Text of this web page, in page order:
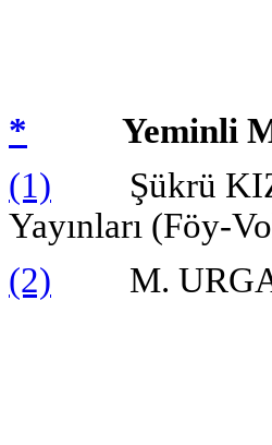
* Yeminli
(1) Şükrü
Yayınları (Föy-
(2) M.